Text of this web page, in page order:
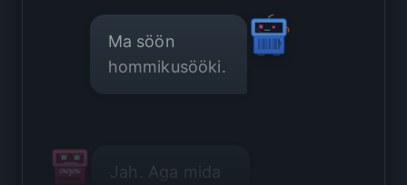
Ma söön
hommikusööki.
Jah. Aga mida